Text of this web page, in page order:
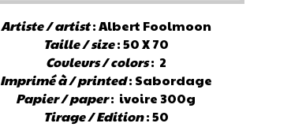
Artiste / artist: Albert Foolmoon
Taille / size: 50 X 70
Couleurs / colors: 2
Imprimé à / printed: Sabordage
Papier / paper: ivoire 300g
Tirage / Edition: 50